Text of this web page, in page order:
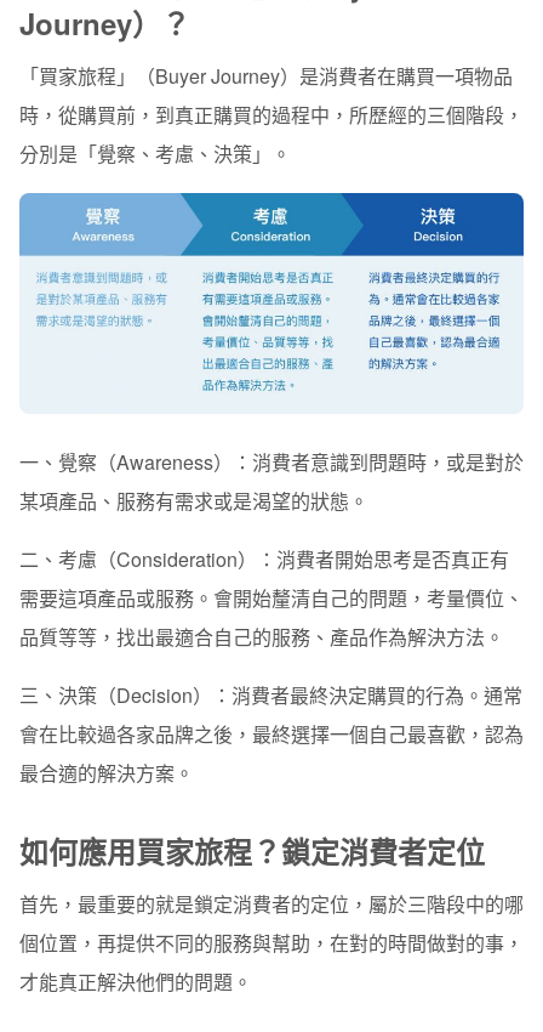
為什麼需要行銷自動化 Marketing Automation？
行銷策略升級 2.0：買家旅程＋Email 行銷自動化
一、買家旅程地圖
二、五步驟指南：將買家旅程結合行銷工具
品牌都怎麼應用行銷自動化？個人化推薦、Email 寄送
行銷趨勢：掌握買家旅程、用自動化行銷工具加強
如何在電子豹系統達成自動化行銷？
Journey）？
「買家旅程」（Buyer Journey）是消費者在購買一項物品
時，從購買前，到真正購買的過程中，所歷經的三個階段，
分別是「覺察、考慮、決策」。
一、覺察（Awareness）：消費者意識到問題時，或是對於
某項產品、服務有需求或是渴望的狀態。
二、考慮（Consideration）：消費者開始思考是否真正有
需要這項產品或服務。會開始釐清自己的問題，考量價位、
品質等等，找出最適合自己的服務、產品作為解決方法。
三、決策（Decision）：消費者最終決定購買的行為。通常
會在比較過各家品牌之後，最終選擇一個自己最喜歡，認為
最合適的解決方案。
如何應用買家旅程？鎖定消費者定位
首先，最重要的就是鎖定消費者的定位，屬於三階段中的哪
個位置，再提供不同的服務與幫助，在對的時間做對的事，
才能真正解決他們的問題。